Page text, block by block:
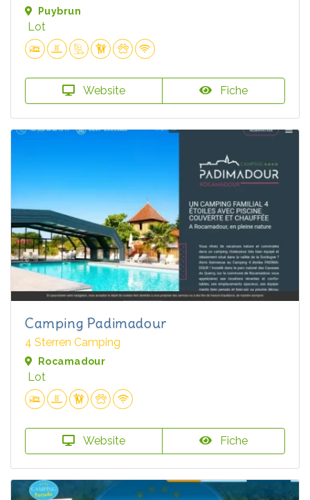
Puybrun
Lot
Website Fiche
Camping Padimadour
4 Sterren Camping
Rocamadour
Lot
Website Fiche